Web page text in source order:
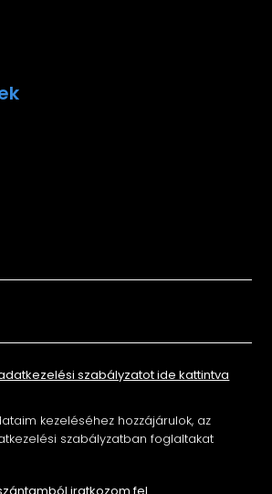
szabályzatot ide kattintva
kezeléséhez hozzájárulok, az
szabályzatban foglaltakat